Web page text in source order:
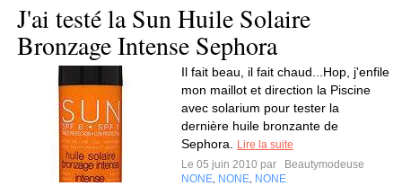
J'ai testé la Sun Huile Solaire
Bronzage Intense Sephora
Il fait beau, il fait chaud...Hop, j'enfile
mon maillot et direction la Piscine
avec solarium pour tester la
dernière huile bronzante de
Sephora.
Lire la suite
Le 05 juin 2010 par
Beautymodeuse
NONE NONE NONE